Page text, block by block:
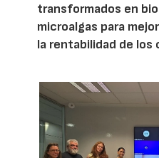
transformados en
microalgas para
la rentabilidad de los